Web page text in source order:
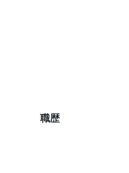
職歴